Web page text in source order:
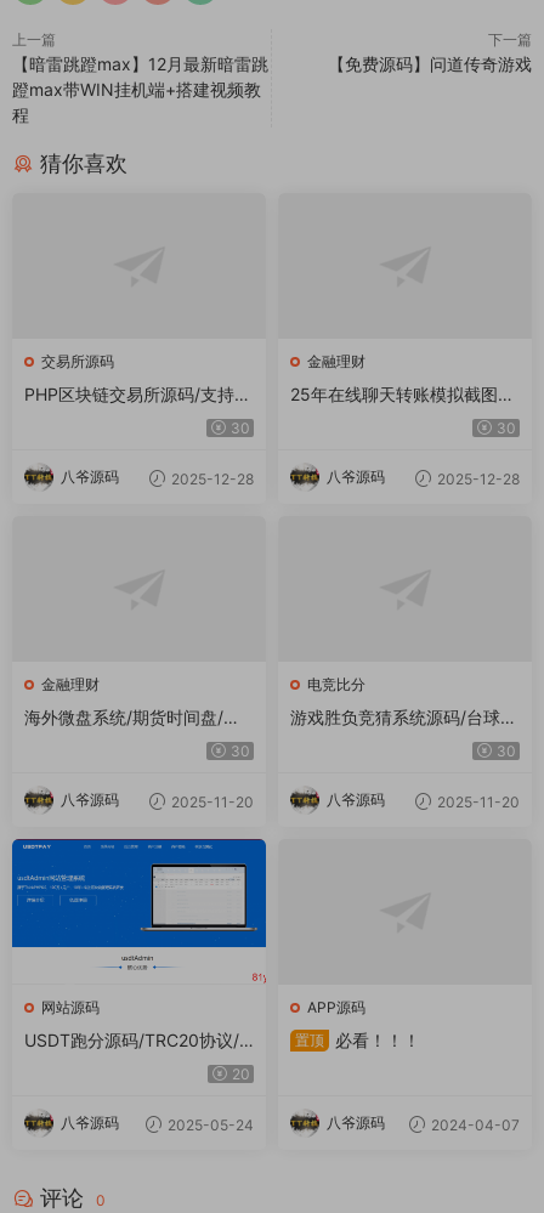
上一篇
【暗雷跳蹬max】12月最新暗雷跳
蹬max带WIN挂机端+搭建视频教
程
下一篇
【免费源码】问道传奇游戏
猜你喜欢
交易所源码
PHP区块链交易所源码/支持元
宇宙 锁仓挖矿、币币、法币、
30
八爷源码 2025-12-28
金融理财
25年在线聊天转账模拟截图工
具网站源码转账支付截图生成
30
八爷源码 2025-12-28
金融理财
海外微盘系统/期货时间盘/多
30
八爷源码 2025-11-20
电竞比分
游戏胜负竞猜系统源码/台球有
奖竞猜/自定义赛事/冠军优胜
猜游戏胜负竞猜系统源码/台球
有奖竞猜/自定义赛事/冠军优
胜猜
30
八爷源码 2025-11-20
网站源码
USDT跑分源码/TRC20协议/E
RC20协议监听自动回调/usdt
支付系统源码(带三级分销)
20
八爷源码 2025-05-24
APP源码
置顶
必看！！！
八爷源码 2024-04-07
评论 0